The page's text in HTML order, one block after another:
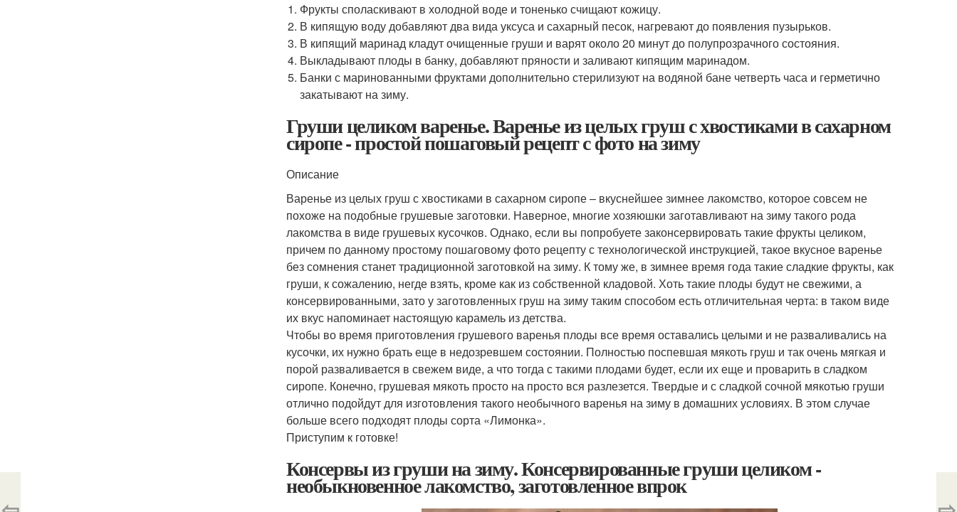
Фрукты споласкивают в холодной воде и тоненько счищают кожицу.
В кипящую воду добавляют два вида уксуса и сахарный песок, нагревают до появления пузырьков.
В кипящий маринад кладут очищенные груши и варят около 20 минут до полупрозрачного состояния.
Выкладывают плоды в банку, добавляют пряности и заливают кипящим маринадом.
Банки с маринованными фруктами дополнительно стерилизуют на водяной бане четверть часа и герметично
закатывают на зиму.
Груши целиком варенье. Варенье из целых груш с хвостиками в сахарном
сиропе - простой пошаговый рецепт с фото на зиму
Описание
Варенье из целых груш с хвостиками в сахарном сиропе – вкуснейшее зимнее лакомство, которое совсем не
похоже на подобные грушевые заготовки. Наверное, многие хозяюшки заготавливают на зиму такого рода
лакомства в виде грушевых кусочков. Однако, если вы попробуете законсервировать такие фрукты целиком,
причем по данному простому пошаговому фото рецепту с технологической инструкцией, такое вкусное варенье
без сомнения станет традиционной заготовкой на зиму. К тому же, в зимнее время года такие сладкие фрукты, как
груши, к сожалению, негде взять, кроме как из собственной кладовой. Хоть такие плоды будут не свежими, а
консервированными, зато у заготовленных груш на зиму таким способом есть отличительная черта: в таком виде
их вкус напоминает настоящую карамель из детства.
Чтобы во время приготовления грушевого варенья плоды все время оставались целыми и не разваливались на
кусочки, их нужно брать еще в недозревшем состоянии. Полностью поспевшая мякоть груш и так очень мягкая и
порой разваливается в свежем виде, а что тогда с такими плодами будет, если их еще и проварить в сладком
сиропе. Конечно, грушевая мякоть просто на просто вся разлезется. Твердые и с сладкой сочной мякотью груши
отлично подойдут для изготовления такого необычного варенья на зиму в домашних условиях. В этом случае
больше всего подходят плоды сорта «Лимонка».
Приступим к готовке!
Консервы из груши на зиму. Консервированные груши целиком -
необыкновенное лакомство, заготовленное впрок